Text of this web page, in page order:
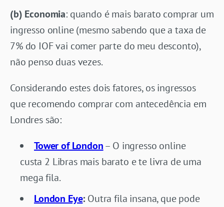
(b) Economia: quando é mais barato comprar um
ingresso online (mesmo sabendo que a taxa de
7% do IOF vai comer parte do meu desconto),
não penso duas vezes.
Considerando estes dois fatores, os ingressos
que recomendo comprar com antecedência em
Londres são:
Tower of London– O ingresso online
custa 2 Libras mais barato e te livra de uma
mega fila.
London Eye: Outra fila insana, que pode